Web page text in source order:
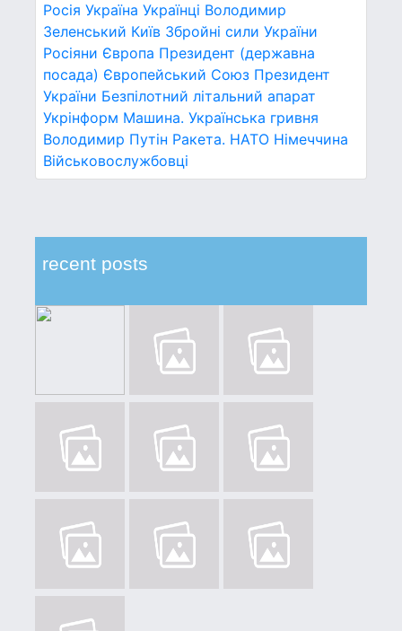
Росія Україна Українці Володимир
Зеленський Київ Збройні сили України
Росіяни Європа Президент (державна
посада) Європейський Союз Президент
України Безпілотний літальний апарат
Укрінформ Машина. Українська гривня
Володимир Путін Ракета. НАТО Німеччина
Військовослужбовці
recent posts